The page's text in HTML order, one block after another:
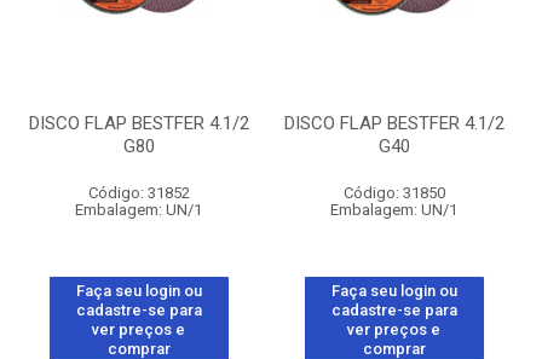
DISCO FLAP BESTFER 4.1/2
G80
Código: 31852
Embalagem: UN/1
Faça seu login ou
cadastre-se para
ver preços e
comprar
DISCO FLAP BESTFER 4.1/2
G40
Código: 31850
Embalagem: UN/1
Faça seu login ou
cadastre-se para
ver preços e
comprar